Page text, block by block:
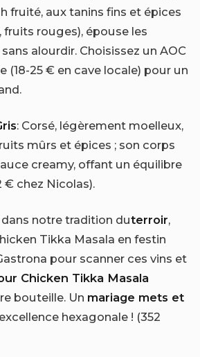
fruité, aux tanins fins et épices
fruits rouges), épouse les
alourdir. Choisissez un AOC
(18-25 € en cave locale) pour un
: Corsé, légèrement moelleux,
mûrs et épices ; son corps
creamy, offant un équilibre
€ chez Nicolas).
dans notre tradition duterroir,
Tikka Masala en festin
pour scanner ces vins et
Chicken Tikka Masala
bouteille. Un mariage mets et
hexagonale ! (352